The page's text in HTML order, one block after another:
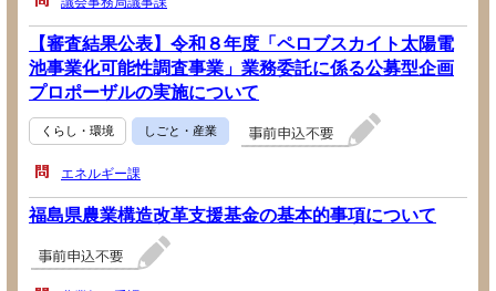
【審査結果公表】令和８年度「ペロブスカイト太陽電
池事業化可能性調査事業」業務委託に係る公募型企画
プロポーザルの実施について
くらし・環境 しごと・産業
エネルギー課
福島県農業構造改革支援基金の基本的事項について